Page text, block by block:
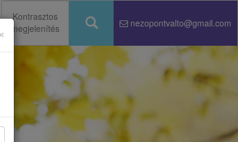
Kontrasztos
megjelenítés
nezopontvalto@gmail.com